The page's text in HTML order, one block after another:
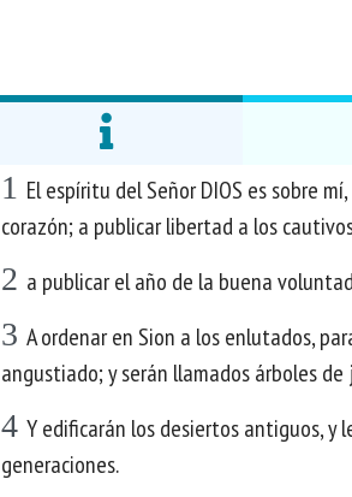
1 El espíritu del Señor DIOS es sobre
corazón; a publicar libertad a los
2 a publicar el año de la buena
3 A ordenar en Sion a los enlutados,
angustiado; y serán llamados árboles
4 Y edificarán los desiertos antiguos, y
generaciones.